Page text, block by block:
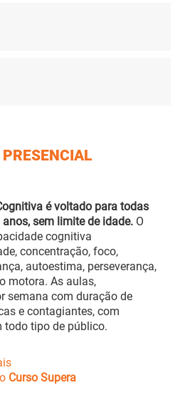
é voltado para todas
sem limite de idade. O
cognitiva
concentração, foco,
autoestima, perseverança,
motora. As aulas,
semana com duração de
e contagiantes, com
todo tipo de público.
Curso Supera